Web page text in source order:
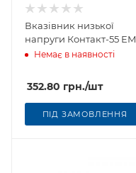
Вказівник низької
напруги Контакт-55 ЕМ
Немає в наявності
352.80 грн./шт
ПІД ЗАМОВЛЕННЯ